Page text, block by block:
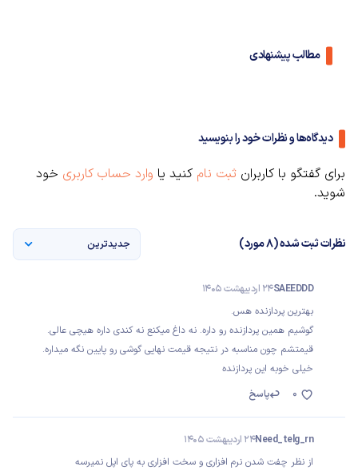
مطالب پیشنهادی
دیدگاه‌ها و نظرات خود را بنویسید
برای گفتگو با کاربران ثبت نام کنید یا وارد حساب کاربری خود
شوید.
نظرات ثبت شده (8 مورد) جدیدترین
SAEEDDD24 اردیبهشت 1405
بهترین پردازنده هس.
گوشیم همین پردازنده رو داره. نه داغ میکنع نه کندی داره هیچی عالی.
قیمتشم چون مناسبه در نتیجه قیمت نهایی گوشی رو پایین نگه میداره.
خیلی خوبه این پردازنده
پاسخ
0
Need_telg_rn24 اردیبهشت 1405
از نظر چفت شدن نرم افزاری و سخت افزاری به پای اپل نمیرسه